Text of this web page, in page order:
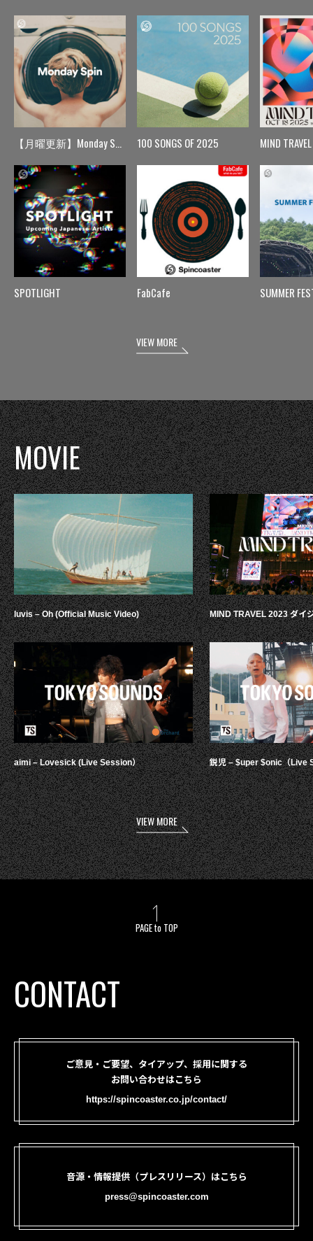
【月曜更新】Monday Spin
SPOTLIGHT
100 SONGS OF 2025
FabCafe
MIND TRAVEL
SUMMER
VIEW MORE
MOVIE
luvis – Oh (Official Music Video)
aimi – Lovesick (Live Session）
MIND TRAVEL 2023 ダイ
鋭児 – $uper $onic（Live
VIEW MORE
PAGE to TOP
CONTACT
ご意見・ご要望、タイアップ、採用に関する
お問い合わせはこちら
https://spincoaster.co.jp/contact/
音源・情報提供（プレスリリース）はこちら
press@spincoaster.com